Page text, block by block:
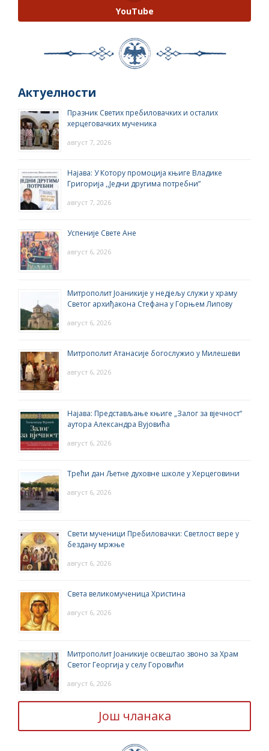
YouTube
Актуелности
Празник Светих пребиловачких и осталих
херцеговачких мученика
август 7, 2026
Најава: У Котору промоција књиге Владике
Григорија ,,Једни другима потребни”
август 7, 2026
Успеније Свете Ане
август 6, 2026
Митрополит Јоаникије у недјељу служи у храму
Светог архиђакона Стефана у Горњем Липову
август 6, 2026
Митрополит Атанасије богослужио у Милешеви
август 6, 2026
Најава: Представљање књиге „Залог за вјечност“
аутора Александра Вујовића
август 6, 2026
Трећи дан Љетне духовне школе у Херцеговини
август 6, 2026
Свети мученици Пребиловачки: Светлост вере у
бездану мржње
август 6, 2026
Света великомученица Христина
август 6, 2026
Митрополит Јоаникије освештао звоно за Храм
Светог Георгија у селу Горовићи
август 6, 2026
Још чланака